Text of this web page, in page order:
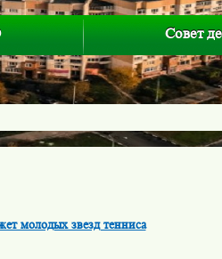
Совет
молодых звезд тенниса